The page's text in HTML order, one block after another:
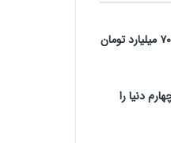
تنوع زیستی کشور به حداقل هزار و ۷۰۰ میلیارد تومان
دنیا را